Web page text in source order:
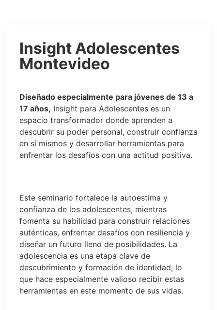
Insight Adolescentes
Montevideo
Diseñado especialmente para jóvenes de 13 a
17 años, Insight para Adolescentes es un
espacio transformador donde aprenden a
descubrir su poder personal, construir confianza
en sí mismos y desarrollar herramientas para
enfrentar los desafíos con una actitud positiva.
Este seminario fortalece la autoestima y
confianza de los adolescentes, mientras
fomenta su habilidad para construir relaciones
auténticas, enfrentar desafíos con resiliencia y
diseñar un futuro lleno de posibilidades. La
adolescencia es una etapa clave de
descubrimiento y formación de identidad, lo
que hace especialmente valioso recibir estas
herramientas en este momento de sus vidas.